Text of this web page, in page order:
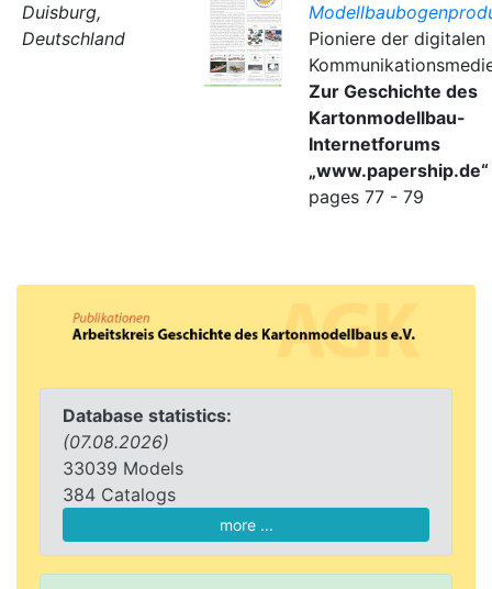
Database statistics:
(07.08.2026)
33039 Models
384 Catalogs
more ...
Duisburg,
Deutschland
Pioniere der digitalen
Zur Geschichte des
Kartonmodellbau-
Internetforums
„www.papership.de“
pages 77 - 79